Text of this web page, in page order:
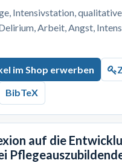
Intensivstation,
Arbeit, Angst,
im Shop erwerben
BibTeX
auf die